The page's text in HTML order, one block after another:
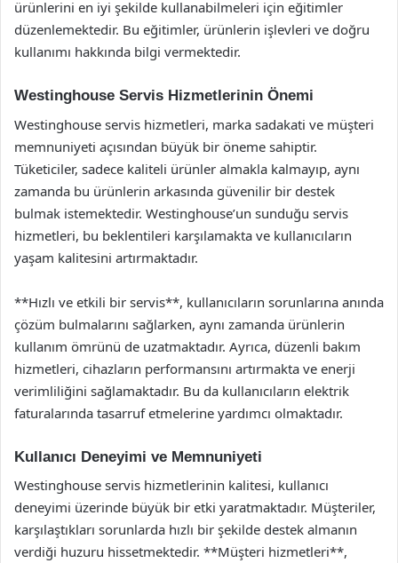
ürünlerini en iyi şekilde kullanabilmeleri için eğitimler
düzenlemektedir. Bu eğitimler, ürünlerin işlevleri ve doğru
kullanımı hakkında bilgi vermektedir.
Westinghouse Servis Hizmetlerinin Önemi
Westinghouse servis hizmetleri, marka sadakati ve müşteri
memnuniyeti açısından büyük bir öneme sahiptir.
Tüketiciler, sadece kaliteli ürünler almakla kalmayıp, aynı
zamanda bu ürünlerin arkasında güvenilir bir destek
bulmak istemektedir. Westinghouse’un sunduğu servis
hizmetleri, bu beklentileri karşılamakta ve kullanıcıların
yaşam kalitesini artırmaktadır.
**Hızlı ve etkili bir servis**, kullanıcıların sorunlarına anında
çözüm bulmalarını sağlarken, aynı zamanda ürünlerin
kullanım ömrünü de uzatmaktadır. Ayrıca, düzenli bakım
hizmetleri, cihazların performansını artırmakta ve enerji
verimliliğini sağlamaktadır. Bu da kullanıcıların elektrik
faturalarında tasarruf etmelerine yardımcı olmaktadır.
Kullanıcı Deneyimi ve Memnuniyeti
Westinghouse servis hizmetlerinin kalitesi, kullanıcı
deneyimi üzerinde büyük bir etki yaratmaktadır. Müşteriler,
karşılaştıkları sorunlarda hızlı bir şekilde destek almanın
verdiği huzuru hissetmektedir. **Müşteri hizmetleri**,